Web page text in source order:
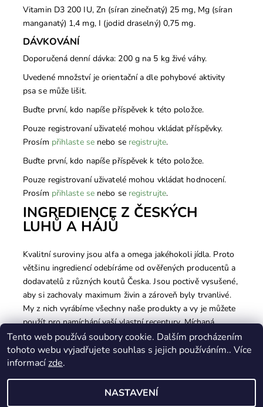
Vitamin D3 200 IU, Zn (síran zinečnatý) 25 mg, Mg (síran
manganatý) 1,4 mg, I (jodid draselný) 0,75 mg.
DÁVKOVÁNÍ
Doporučená denní dávka: 200 g na 5 kg živé váhy.
Uvedené množství je orientační a dle pohybové aktivity
psa se může lišit.
Buďte první, kdo napíše příspěvek k této položce.
Pouze registrovaní uživatelé mohou vkládat příspěvky.
Prosím přihlaste senebo se registrujte.
Buďte první, kdo napíše příspěvek k této položce.
Pouze registrovaní uživatelé mohou vkládat hodnocení.
Prosím přihlaste senebo se registrujte.
INGREDIENCE Z ČESKÝCH
LUHŮ A HÁJŮ
Kvalitní suroviny jsou alfa a omega jakéhokoli jídla. Proto
většinu ingrediencí odebíráme od ověřených producentů a
dodavatelů z různých koutů Česka. Jsou poctivě vysušené,
aby si zachovaly maximum živin a zároveň byly trvanlivé.
My z nich vyrábíme všechny naše produkty a vy je můžete
použít pro namíchání vaší vlastní receptury. Míchaná
krmiva ze sušených přísad v sobě spojují to nejlepší ze
světa granulovaných krmiv a syrové výživy BARF.
Tento web používá soubory cookie. Dalším procházením
tohoto webu vyjadřujete souhlas s jejich používáním.. Více
informacízde.
NASTAVENÍ